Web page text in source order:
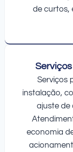
de curtos,
Serviços
instalação,
ajuste de
economia